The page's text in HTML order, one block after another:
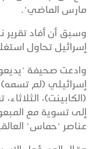
مارس الماضي".
وسبق أن أفاد تقرير
إسرائيل تحاول
وادعت صحيفة
إسرائيلي (لم تسمه)
(الكابينت)،
إلى تسوية مع
عناصر "حماس"